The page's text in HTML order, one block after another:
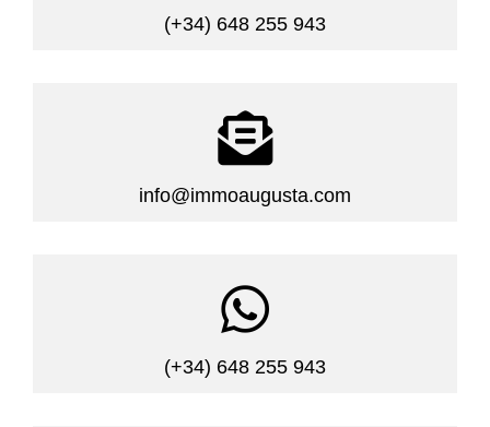
(+34) 648 255 943

info@immoaugusta.com

(+34) 648 255 943